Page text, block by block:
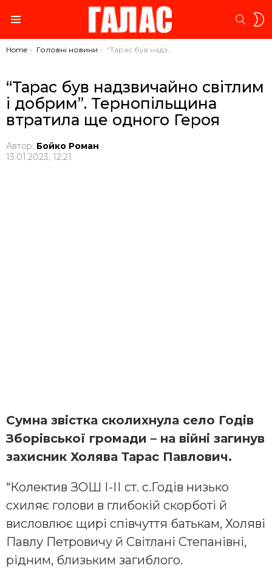
You are here:
Home Головні новини “Тарас був надзвичайно світлим і добрим”. Тернопільщина втратила ще одного Героя
“Тарас був надзвичайно світлим
і добрим”. Тернопільщина
втратила ще одного Героя
Автор: Бойко Роман
13.01.2023, 12:21
Сумна звістка сколихнула село Годів
Зборівської громади – на війні загинув
захисник Холява Тарас Павлович.
“Колектив ЗОШ І-ІІ ст. с.Годів низько
схиляє голови в глибокій скорботі й
висловлює щирі співчуття батькам, Холяві
Павлу Петровичу й Світлані Степанівні,
рідним, близьким загиблого.